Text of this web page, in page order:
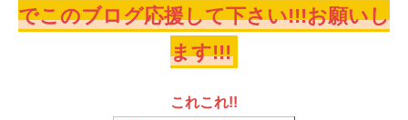
でこのブログ応援して下さい!!!お願いし
ます!!!
これこれ!!